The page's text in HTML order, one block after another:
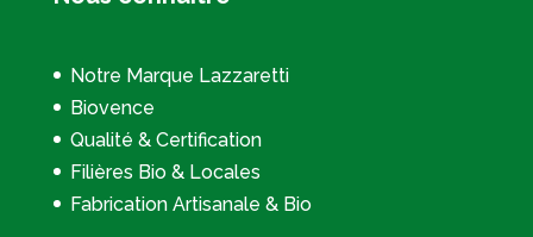
Notre Marque Lazzaretti
Biovence
Qualité & Certification
Filières Bio & Locales
Fabrication Artisanale & Bio